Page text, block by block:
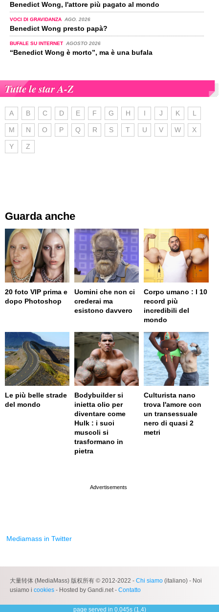
Benedict Wong, l'attore più pagato al mondo
VOCI DI GRAVIDANZA AGO. 2026
Benedict Wong presto papà?
BUFALE SU INTERNET AGOSTO 2026
“Benedict Wong è morto”, ma è una bufala
Tutte le star A-Z
A B C D E F G H I J K L
M N O P Q R S T U V W X
Y Z
Guarda anche
20 foto VIP prima e
dopo Photoshop
Uomini che non ci
crederai ma
esistono davvero
Corpo umano : I 10
record più
incredibili del
mondo
Le più belle strade
del mondo
Bodybuilder si
inietta olio per
diventare come
Hulk : i suoi
muscoli si
trasformano in
pietra
Culturista nano
trova l'amore con
un transessuale
nero di quasi 2
metri
Mediamass in Twitter
大量转体 (MediaMass) 版权所有 © 2012-2022 - Chi siamo (italiano) - Noi
usiamo i cookies - Hosted by Gandi.net - Contatto
page served in 0.045s (1,4)